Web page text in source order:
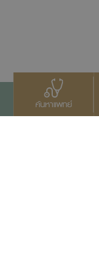
ค้นหาแพทย์